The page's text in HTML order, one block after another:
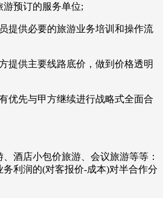
游预订的服务单位;
提供必要的旅游业务培训和操作流
提供主要线路底价，做到价格透明
优先与甲方继续进行战略式全面合
酒店小包价旅游、会议旅游等等：
利润的(对客报价-成本)对半合作分